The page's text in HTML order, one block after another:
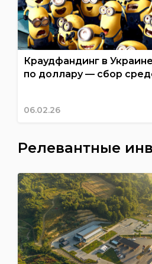
Краудфандинг в
по доллару — сбор
06.02.26
Релевантные